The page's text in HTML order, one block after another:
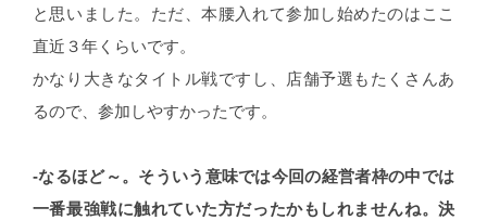
と思いました。ただ、本腰入れて参加し始めたのはここ
直近３年くらいです。
かなり大きなタイトル戦ですし、店舗予選もたくさんあ
るので、参加しやすかったです。
-なるほど～。そういう意味では今回の経営者枠の中では
一番最強戦に触れていた方だったかもしれませんね。決